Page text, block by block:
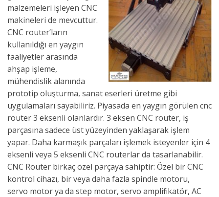
malzemeleri işleyen CNC
makineleri de mevcuttur.
CNC router’ların
kullanıldığı en yaygın
faaliyetler arasında
ahşap işleme,
mühendislik alanında
prototip oluşturma, sanat eserleri üretme gibi
uygulamaları sayabiliriz. Piyasada en yaygın görülen cnc
router 3 eksenli olanlardır. 3 eksen CNC router, iş
parçasına sadece üst yüzeyinden yaklaşarak işlem
yapar. Daha karmaşık parçaları işlemek isteyenler için 4
eksenli veya 5 eksenli CNC routerlar da tasarlanabilir.
CNC Router birkaç özel parçaya sahiptir: Özel bir CNC
kontrol cihazı, bir veya daha fazla spindle motoru,
servo motor ya da step motor, servo amplifikatör, AC